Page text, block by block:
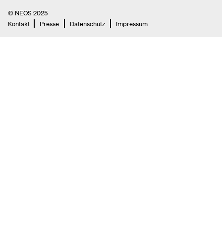
© NEOS 2025
Kontakt
Presse Datenschutz Impressum